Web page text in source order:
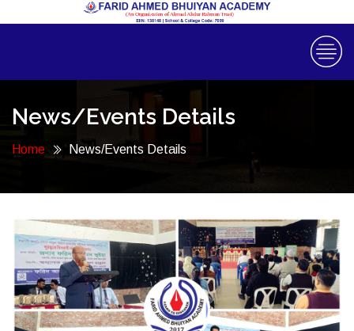
News/Events Details
Home News/Events Details